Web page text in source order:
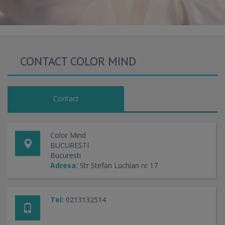
CONTACT COLOR MIND
Contact
Color Mind
BUCURESTI
Bucuresti
Adresa: Str Stefan Luchian nr 17
Tel: 0213132514